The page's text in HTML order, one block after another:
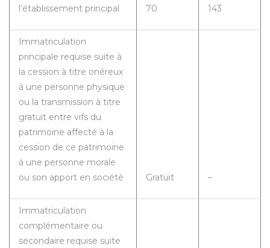
l’établissement principal
70 143
Immatriculation
principale requise suite à
la cession à titre onéreux
à une personne physique
ou la transmission à titre
gratuit entre vifs du
patrimoine affecté à la
cession de ce patrimoine
à une personne morale
ou son apport en société
Gratuit –
Immatriculation
complémentaire ou
secondaire requise suite